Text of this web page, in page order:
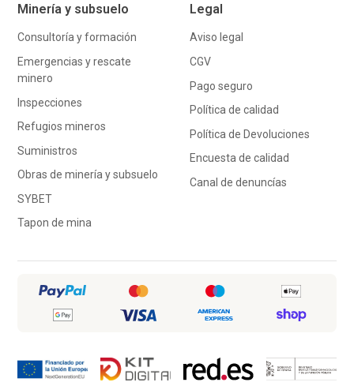
Minería y subsuelo
Consultoría y formación
Emergencias y rescate
minero
Inspecciones
Refugios mineros
Suministros
Obras de minería y subsuelo
SYBET
Tapon de mina
Legal
Aviso legal
CGV
Pago seguro
Política de calidad
Política de Devoluciones
Encuesta de calidad
Canal de denuncías